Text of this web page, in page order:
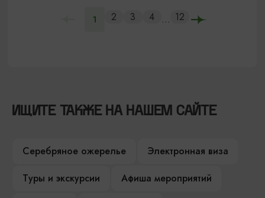
1 2 3 4 ... 12
ИЩИТЕ ТАКЖЕ НА НАШЕМ САЙТЕ
Серебряное ожерелье
Электронная виза
Туры и экскурсии
Афиша мероприятий